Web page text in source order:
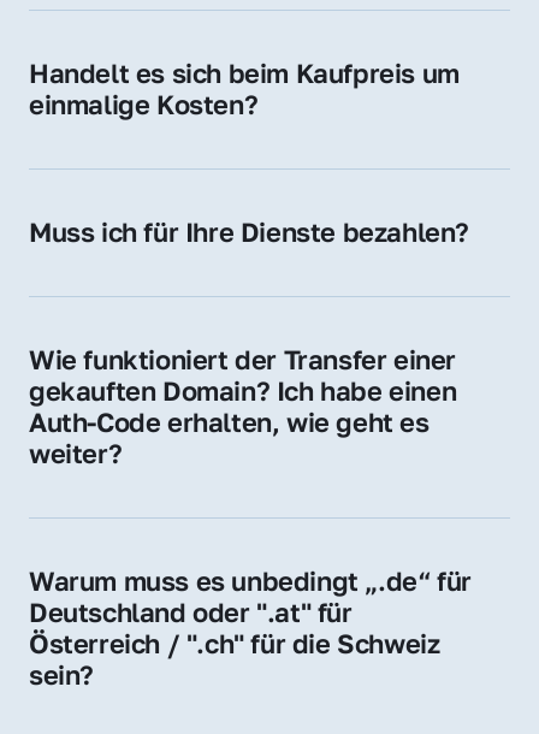
Für Unternehmen ist der Kauf in der Regel
Handelt es sich beim Kaufpreis um
einmalige Kosten?
späteren Betrieb der Domain (z. B. beim
Gebühren an. Diese bewegen sich für .de
Muss ich für Ihre Dienste bezahlen?
der Domain – ohne zusätzliche Vermittlungs-
Wie funktioniert der Transfer einer
gekauften Domain? Ich habe einen
Auth-Code erhalten, wie geht es
weiter?
Provider, die Domain zu übernehmen. Gerne
schnellen Prozess.
Warum muss es unbedingt „.de“ für
Deutschland oder ".at" für
Österreich / ".ch" für die Schweiz
sein?